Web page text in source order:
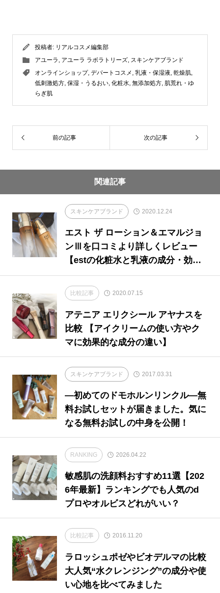
投稿者: リアルコスメ編集部
アユーラ
アユーラ ラボラトリーズ スキンケアブランド
オンラインショップ, デパートコスメ 乳液・保湿液 乾燥肌
低刺激処方 保湿・うるおい 化粧水 無添加処方 肌荒れ・ゆ
らぎ肌
前の記事 次の記事
関連記事
スキンケアブランド 2020.12.24
エスト ザ ローション＆エマルジョ
ンⅢを口コミより詳しくレビュー
【estの化粧水と乳液の成分・効
果】
比較記事 2020.07.15
アテニア エリクシール アヤナスを
比較 【アイクリームの使い方やク
マに効果的な成分の違い】
スキンケアブランド 2017.03.31
―初めてのドモホルンリンクル―無
料お試しセットが届きました。気に
なる無料お試しの中身を公開！
RANKING 2026.04.22
敏感肌の洗顔料おすすめ11選【202
6年最新】ランキングでも人気のd
プロやオルビスどれがいい？
比較記事 2016.11.20
ラロッシュポゼやビオデルマの比較
大人気“水クレンジング”の成分や使
い心地を比べてみました